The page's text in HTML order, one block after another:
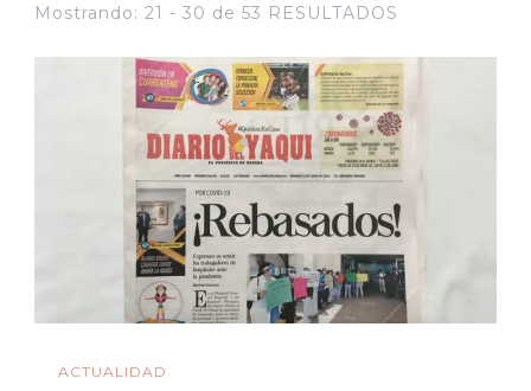
Mostrando: 21 - 30 de 53 RESULTADOS
ACTUALIDAD